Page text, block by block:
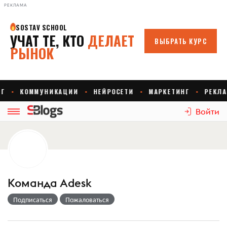
РЕКЛАМА
Войти
Команда Adesk
Подписаться Пожаловаться